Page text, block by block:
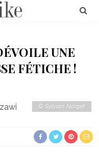
UNE
FÉTICHE !
© Sylvain Norget